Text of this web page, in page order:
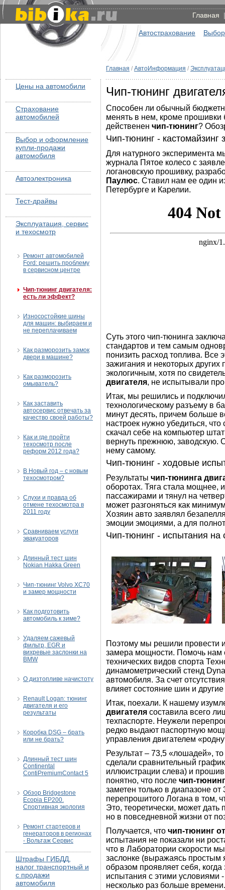
Главная
Автострахование
Главная / АвтоИнформация /
Цены на автомобили
Страхование
автомобилей
Выбор и оформление
купли-продажи
автомобиля
Автоэлектроника
Тест-драйвы
Эксплуатация, сервис
и техосмотр
Ремонт автомобилей
Ford: решить проблему
в сервисном центре
Чип-тюнинг двигателя:
есть ли эффект?
Износостойкие шины
для машин: выбираем и
не переплачиваем
Как разморозить замок
двери в машине?
Как разморозить
омыватель?
Как заставить
автосервис отвечать за
качество своей работы?
Как и где пройти
техосмотр после
реформ 2012 года?
В Новый год – с новым
техосмотром?
Слухи и правда об
отмене техосмотра в
2011 году
Сравниваем услуги
эвакуаторов
Длинный тест шин
Nokian Hakka Green
Чип-тюнинг Volvo XC70
и замер мощности
Как подготовить
автомобиль к зиме?
Удаляем сажевый
фильтр, EGR и
вихревые заслонки на
BMW
О дизтопливе начистоту
Renault Logan: тюнинг
двигателя и его
результаты
Коробка DSG – брать
или не брать?
Длинный тест шин
Continental
ContiPremiumContact 5
Обзор Bridgestone
Ecopia EP200.
Спортивная экология
Ремонт стартеров и
генераторов в регионах
- Вольтаж Сервис
Штрафы ГИБДД,
налог транспортный и
с продажи
автомобиля
Чип-тюнинг
Способен ли обычный
менять в нем, кроме прошивки
действенен чип-тюнинг?
Чип-тюнинг - кастомайзинг
Для натурного эксперимента
журнала Пятое колесо с
логановскую прошивку,
Паулюс. Ставил нам ее один
Петербурге и Карелии.
Суть этого чип-тюнинга
стандартов и тем самым
понизить расход топлива. Все
зажигания и некоторых
экологичным, хотя по
двигателя, не испытывали
Итак, мы решились и
технологическому разъему в
минут десять, причем больше
настроек нужно убедиться,
скачал себе на компьютер
вернуть прежнюю, заводскую.
нему самому.
Чип-тюнинг - ходовые
Результаты чип-тюнинга
оборотах. Тяга стала мощнее,
пассажирами и тянул на
может разгоняться как
Хозяин авто заявлял
эмоции эмоциями, а для
Чип-тюнинг - испытания
Поэтому мы решили провести
замера мощности. Помочь нам
технических видов спорта
динамометрический стенд
автомобиля. За счет
влияет состояние шин и
Итак, поехали. К нашему
двигателя составила всего
техпаспорте. Неужели
редко выдают паспортную
управления двигателем
Результат – 73,5 «лошадей»,
сделали сравнительный
иллюистрации слева) и
понятно, что после чип-
заметен только в диапазоне
перепрошитого Логана в том,
Это, теоретически, может дать
но в повседневной жизни от
Получается, что чип-тюнинг
испытания не показали ни
что в Лаборатории скорости
заслонке (выражаясь
образом проявляет себя,
испытания с этими условиями
несколько раз больше времени.